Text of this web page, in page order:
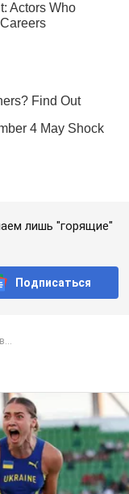
лишь "горящие"
Подписаться